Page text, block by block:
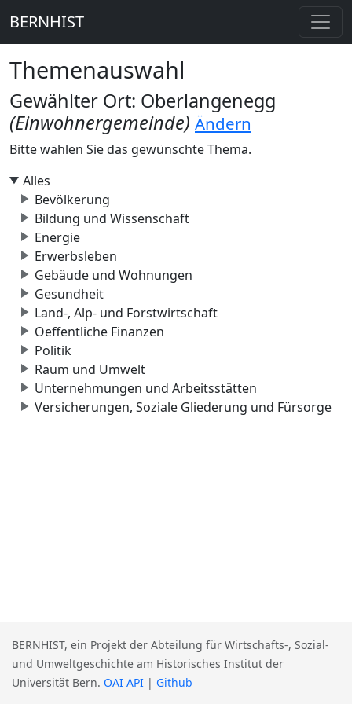
BERNHIST
Themenauswahl
Gewählter Ort: Oberlangenegg
(Einwohnergemeinde) Ändern
Bitte wählen Sie das gewünschte Thema.
Alles
Bevölkerung
Bildung und Wissenschaft
Energie
Erwerbsleben
Gebäude und Wohnungen
Gesundheit
Land-, Alp- und Forstwirtschaft
Oeffentliche Finanzen
Politik
Raum und Umwelt
Unternehmungen und Arbeitsstätten
Versicherungen, Soziale Gliederung und Fürsorge
BERNHIST, ein Projekt der Abteilung für Wirtschafts-, Sozial-
und Umweltgeschichte am Historisches Institut der
Universität Bern. OAI API | Github